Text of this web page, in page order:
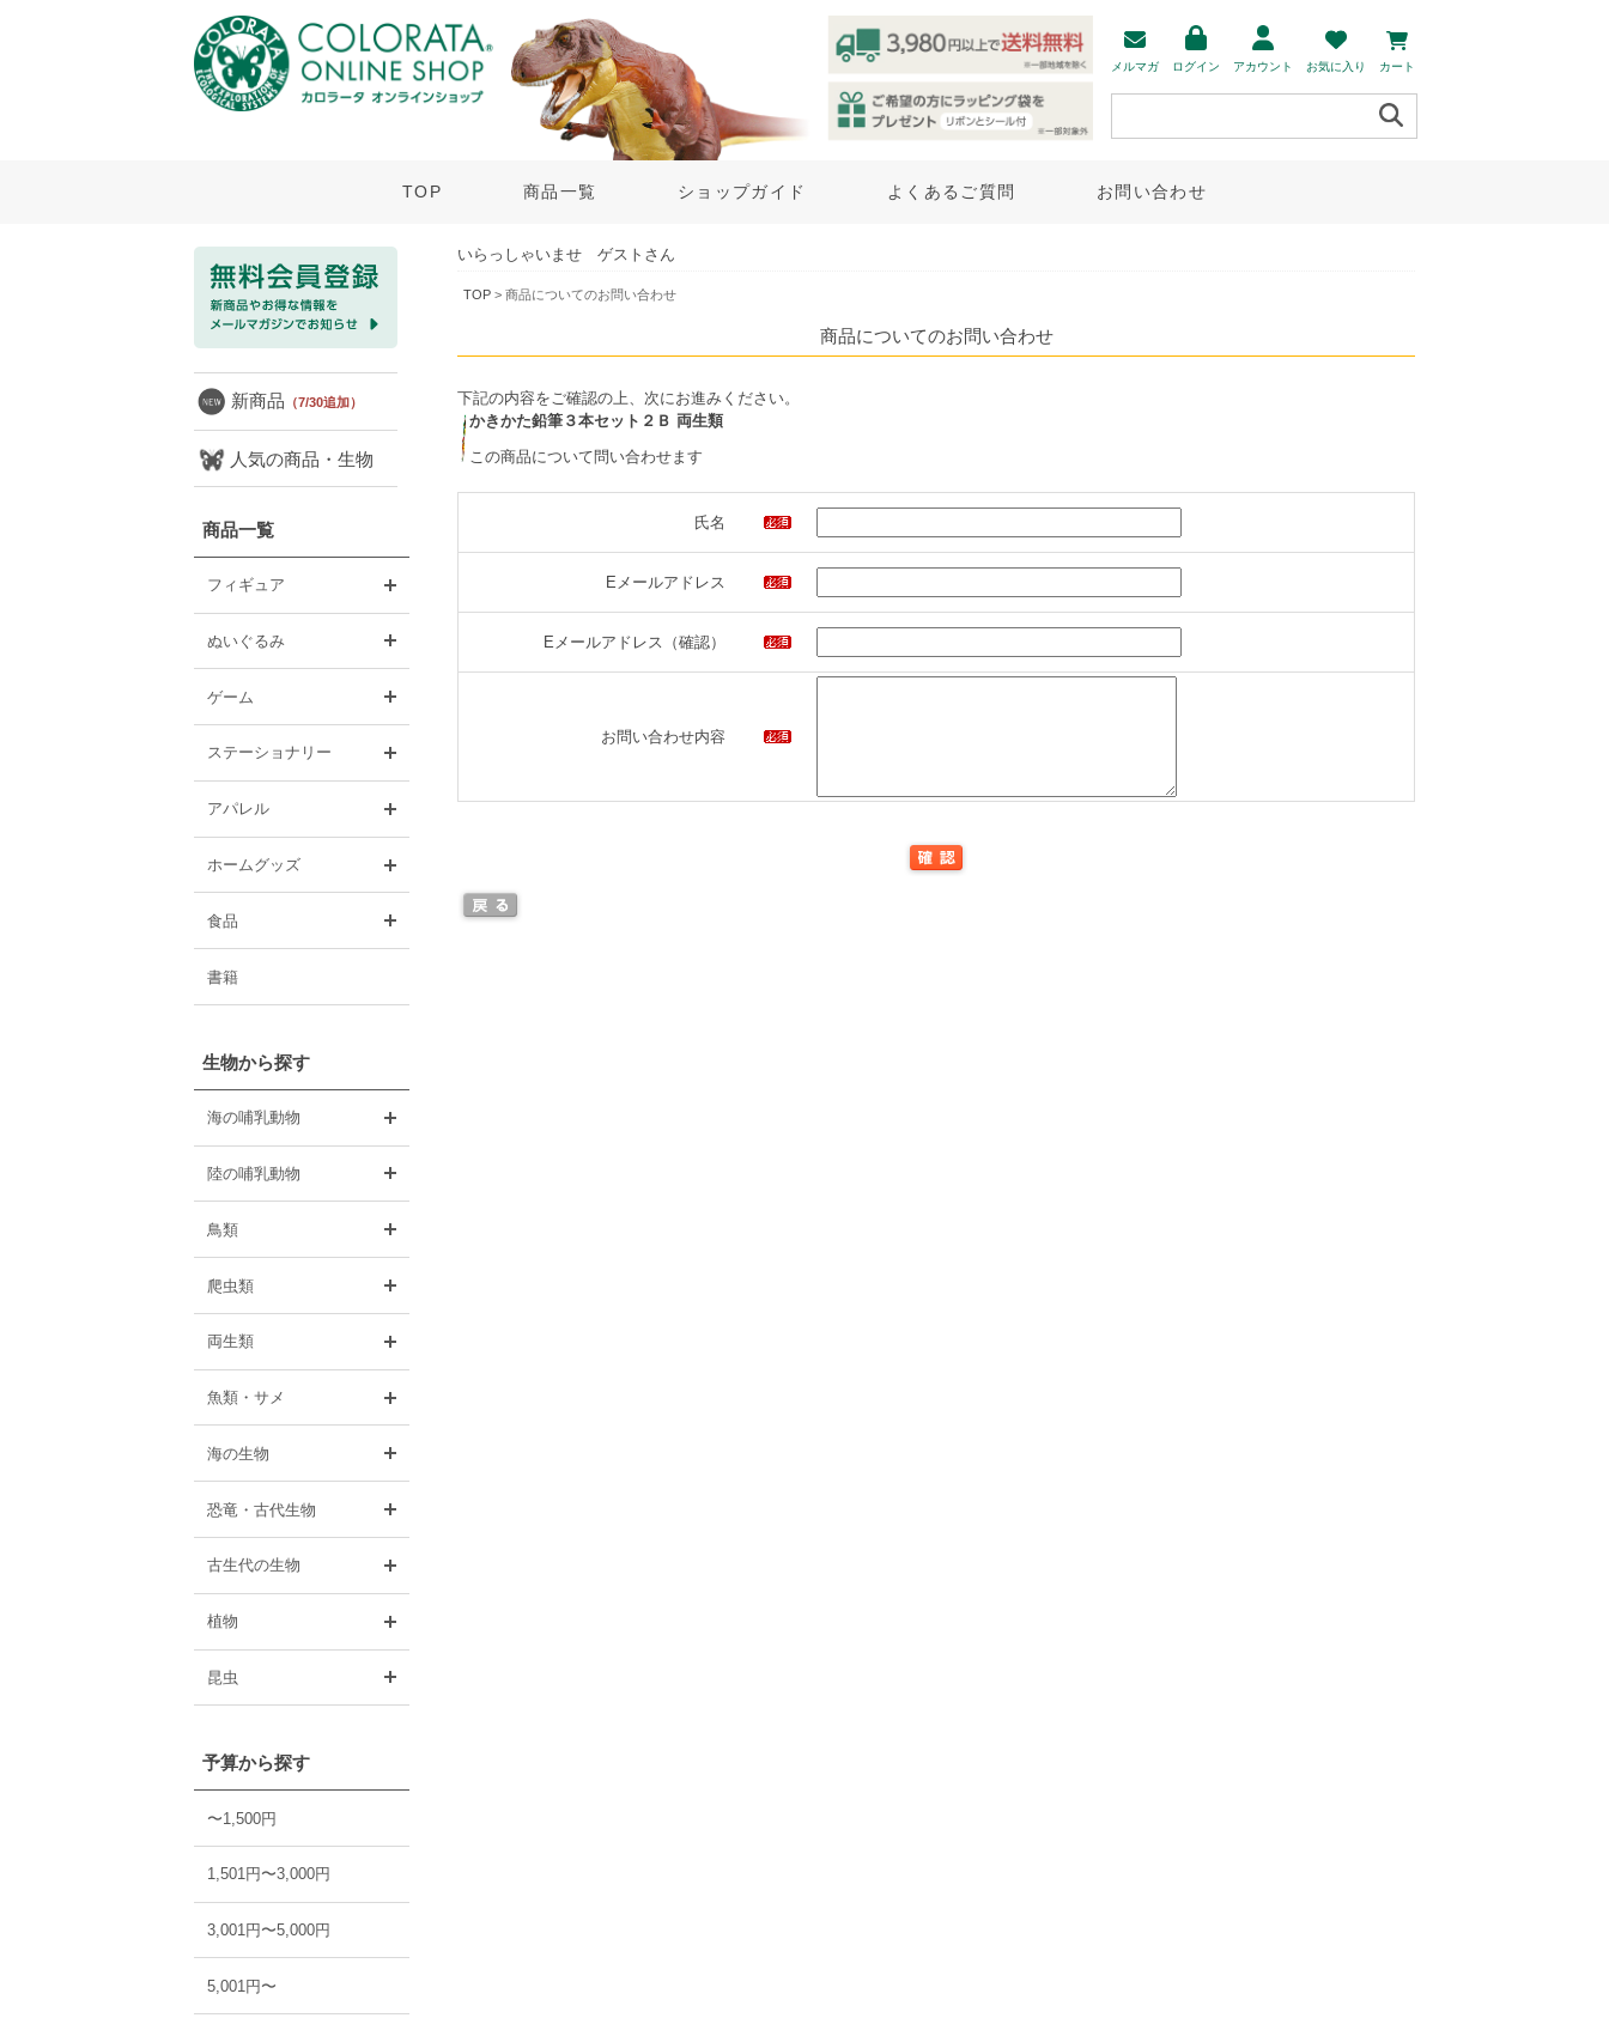
メルマガ ログイン アカウント お気に入り カート
TOP 商品一覧 ショップガイド よくあるご質問 お問い合わせ
新商品 （7/30追加）
人気の商品・生物
商品一覧
フィギュア
ぬいぐるみ
ゲーム
ステーショナリー
アパレル
ホームグッズ
食品
書籍
生物から探す
海の哺乳動物
陸の哺乳動物
鳥類
爬虫類
両生類
魚類・サメ
海の生物
恐竜・古代生物
古生代の生物
植物
昆虫
予算から探す
〜1,500円
1,501円〜3,000円
3,001円〜5,000円
5,001円〜
いらっしゃいませ ゲストさん
TOP > 商品についてのお問い合わせ
商品についてのお問い合わせ
下記の内容をご確認の上、次にお進みください。
かきかた鉛筆３本セット２Ｂ 両生類
この商品について問い合わせます
氏名
Eメールアドレス
Eメールアドレス（確認）
お問い合わせ内容